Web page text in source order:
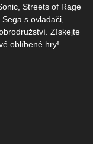
Streets of Rage
s ovladači,
Získejte
oblíbené hry!